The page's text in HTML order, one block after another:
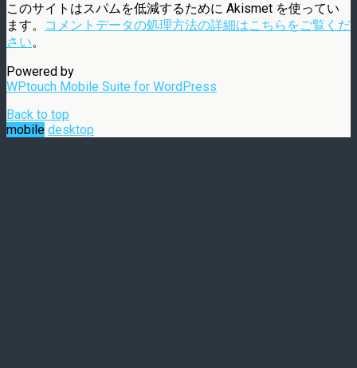
このサイトはスパムを低減するために Akismet を使ってい
ます。
コメントデータの処理方法の詳細はこちらをご覧くだ
さい。
Powered by
WPtouch Mobile Suite for WordPress
Back to top
mobile desktop